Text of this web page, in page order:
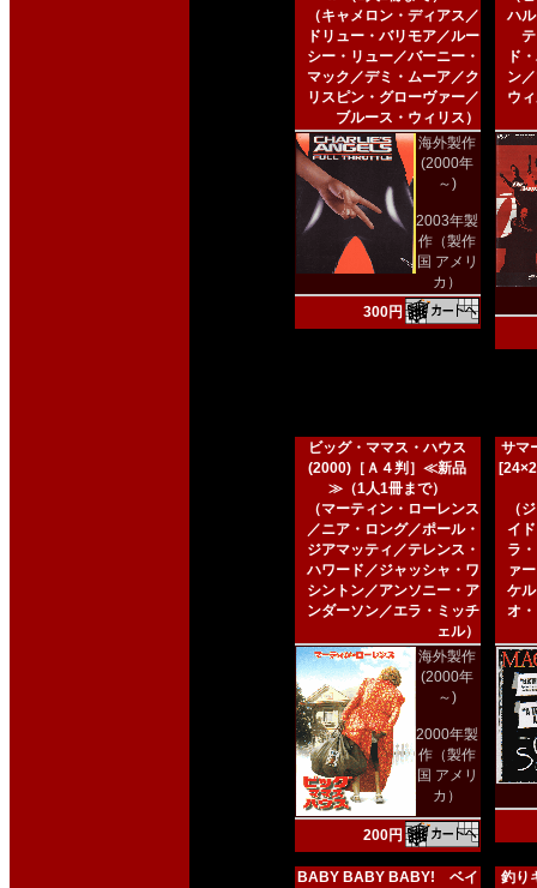
（キャメロン・ディアス／
ドリュー・バリモア／ルー
シー・リュー／バーニー・
マック／デミ・ムーア／ク
リスピン・グローヴァー／
ブルース・ウィリス）
海外製作
(2000年
～)
2003年製
作（製作
国 アメリ
カ）
300円
ハ
ド
ン
ウ
ビッグ・ママス・ハウス
(2000)［Ａ４判］≪新品
≫（1人1冊まで）
（マーティン・ローレンス
／ニア・ロング／ポール・
ジアマッティ／テレンス・
ハワード／ジャッシャ・ワ
シントン／アンソニー・ア
ンダーソン／エラ・ミッチ
ェル）
海外製作
(2000年
～)
2000年製
作（製作
国 アメリ
カ）
200円
サマ
（
イ
ラ
ァ
ケ
オ
BABY BABY BABY! ベイ
釣り